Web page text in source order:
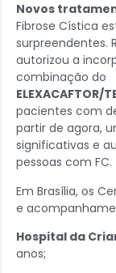
Novos
Fibrose Cística
surpreendentes.
autorizou a
combinação do
ELEXACAFTOR/
pacientes com
partir de agora,
significativas e
pessoas com FC.
Em Brasília, os
e
Hospital da
anos;